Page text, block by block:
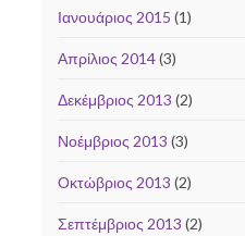
Ιανουάριος 2015 (1)
Απρίλιος 2014(3)
Δεκέμβριος 2013 (2)
Νοέμβριος 2013 (3)
Οκτώβριος 2013 (2)
Σεπτέμβριος 2013 (2)